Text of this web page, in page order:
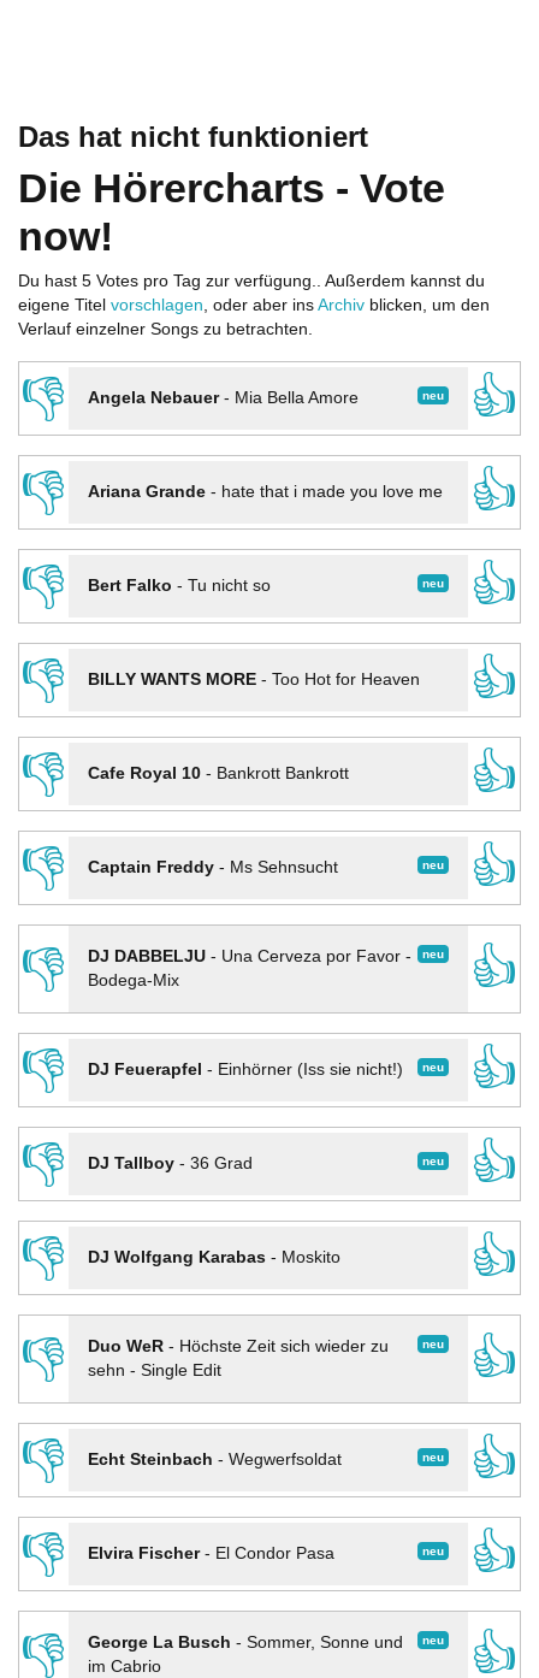
Das hat nicht funktioniert
Die Hörercharts - Vote
now!
Du hast 5 Votes pro Tag zur verfügung.. Außerdem kannst du
eigene Titel vorschlagen, oder aber ins Archiv blicken, um den
Verlauf einzelner Songs zu betrachten.
👎 neu
Angela Nebauer- Mia Bella Amore
👍
👎
Ariana Grande- hate that i made you love me
👍
👎
neu
Bert Falko - Tu nicht so
👍
👎
BILLY WANTS MORE- Too Hot for Heaven
👍
👎
Cafe Royal 10- Bankrott Bankrott
👍
👎
neu
Captain Freddy- Ms Sehnsucht
👍
👎
neu
DJ DABBELJU- Una Cerveza por Favor -
Bodega-Mix
👍
👎
neu
DJ Feuerapfel - Einhörner (Iss sie nicht!)
👍
👎
neu
DJ Tallboy- 36 Grad
👍
👎
DJ Wolfgang Karabas- Moskito
👍
👎
neu
Duo WeR- Höchste Zeit sich wieder zu
sehn - Single Edit
👍
👎
neu
Echt Steinbach - Wegwerfsoldat
👍
👎
neu
Elvira Fischer- El Condor Pasa
👍
👎
neu
George La Busch - Sommer, Sonne und
im Cabrio
👍